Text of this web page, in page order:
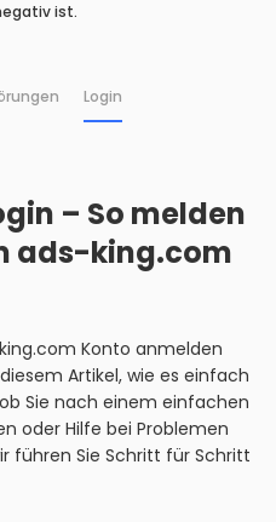
ist.
Login
– So melden
ads-king.com
Konto anmelden
Artikel, wie es einfach
Sie nach einem einfachen
oder Hilfe bei Problemen
führen Sie Schritt für Schritt